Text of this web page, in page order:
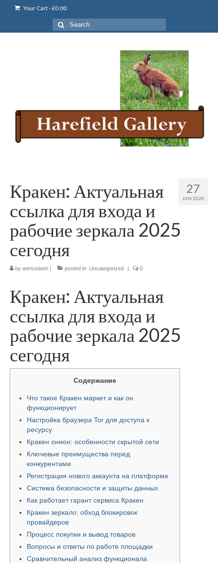
Your Cart-£0.00
Search
for:
27
JAN 2026
Кракен: Актуальная
ссылка для входа и
рабочие зеркала 2025
сегодня
by wertuslash posted in: Uncategorized 0
Кракен: Актуальная
ссылка для входа и
рабочие зеркала 2025
сегодня
Содержание
Что такое Кракен маркет и как он
функционирует
Настройка браузера Tor для доступа к
ресурсу
Кракен онион: особенности скрытой сети
Ключевые преимущества перед
конкурентами
Регистрация нового аккаунта на платформе
Система безопасности и защиты данных
Как работает гарант сервиса Кракен
Кракен зеркало: обход блокировок
провайдеров
Процесс покупки и вывод товаров
Вопросы и ответы по работе площадки
Сравнительный анализ функционала